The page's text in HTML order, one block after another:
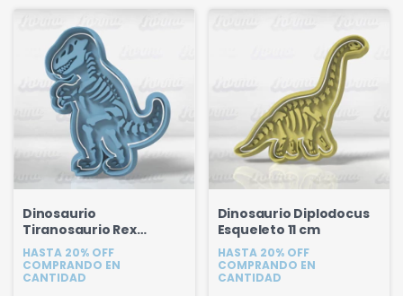
Dinosaurio
Tiranosaurio Rex
Esqueleto 10 cm
HASTA 20% OFF
COMPRANDO EN
CANTIDAD
Dinosaurio Diplodocus
Esqueleto 11 cm
HASTA 20% OFF
COMPRANDO EN
CANTIDAD